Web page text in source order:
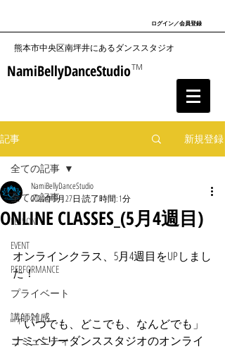
ログイン／会員登録
​熊本市中央区南坪井にあるダンススタジオ
NamiBellyDanceStudioTM
記事 新規登録
全ての記事
LESSON
EVENT
PERFORMANCE
プライベート
講師雑感
コミュニティ
全ての記事
ONLINE CLASSES_(5月4週目)
NamiBellyDanceStudio
2020年5月27日 読了時間: 1分
オンラインクラス、5月4週目をUPしまし
た！
「いつでも、どこでも、なんどでも」
ナミベリーダンススタジオのオンライ